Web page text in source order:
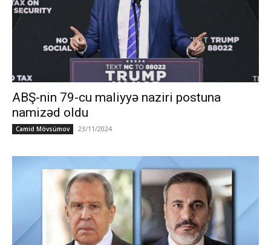
ABŞ-nin 79-cu maliyyə naziri postuna
namizəd oldu
Camid Mövsümov 23/11/2024